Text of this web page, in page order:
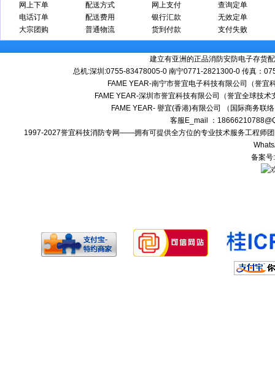
网上下单
电话订单
大宗团购
配送方式
配送费用
普通物流
网上支付
银行汇款
货到付款
查询定单
无效定单
支付失败
建立有亚洲的正品消防安防电子存货
总机:深圳:0755-83478005-0 南宁0771-2821300-0 传真：
FAME YEAR-南宁市誉宜电子科技有限公司（誉
FAME YEAR-深圳市誉宜科技有限公司（誉宜全球技
FAME YEAR- 譽宜(香港)有限公司 （国际商务联
客服E_mail ：
1997-2027誉宜科技消防专网——拥有可提供全方位的专业技术服务工程师
备案